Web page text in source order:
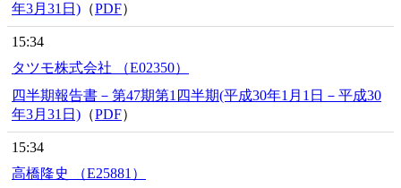
年3月31日) （PDF）
15:34
タツモ株式会社 （E02350）
四半期報告書－第47期第1四半期(平成30年1月1日－平成30
年3月31日) （PDF）
15:34
高橋隆史 （E25881）